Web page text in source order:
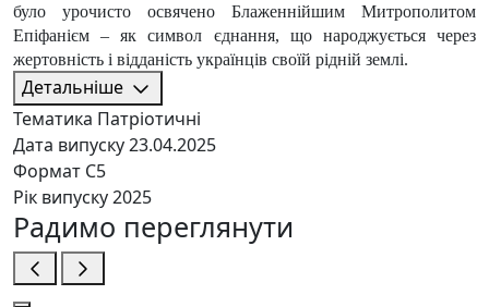
було урочисто освячено Блаженнійшим Митрополитом
Епіфанієм – як символ єднання, що народжується через
жертовність і відданість українців своїй рідній землі.
Детальніше
Тематика Патріотичні
Дата випуску23.04.2025
Формат C5
Рік випуску2025
Радимо переглянути